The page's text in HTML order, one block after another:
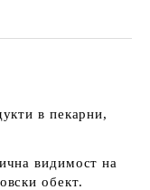
в пекарни,
видимост на
обект.